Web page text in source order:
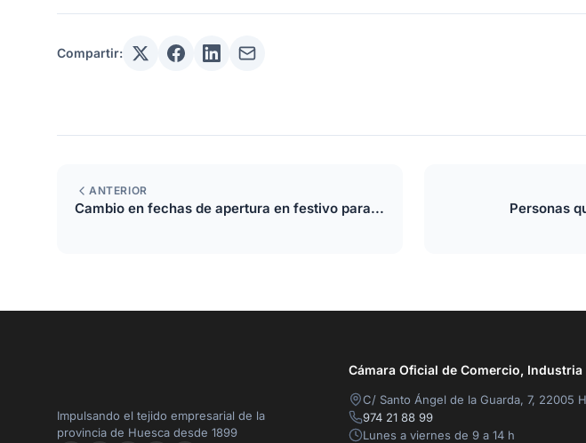
Compartir:
ANTERIOR
Cambio en fechas de apertura en festivo para...
Personas
Impulsando el tejido empresarial de la
provincia de Huesca desde 1899
Cámara Oficial de Comercio,
C/ Santo Ángel de la Guarda, 7, 22005
974 21 88 99
Lunes a viernes de 9 a 14 h